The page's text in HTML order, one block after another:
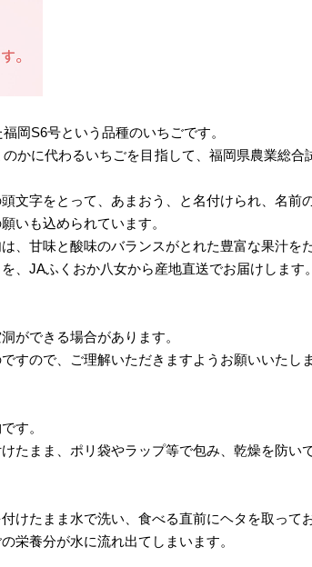
岡S6号という品種のいちごです。
かに代わるいちごを目指して、福岡県農業総
文字をとって、あまおう、と名付けられ、名前
いも込められています。
、甘味と酸味のバランスがとれた豊富な果汁を
、JAふくおか八女から産地直送でお届けします。
ができる場合があります。
すので、ご理解いただきますようお願いいたしま
す。
たまま、ポリ袋やラップ等で包み、乾燥を防い
けたまま水で洗い、食べる直前にヘタを取って
栄養分が水に流れ出てしまいます。